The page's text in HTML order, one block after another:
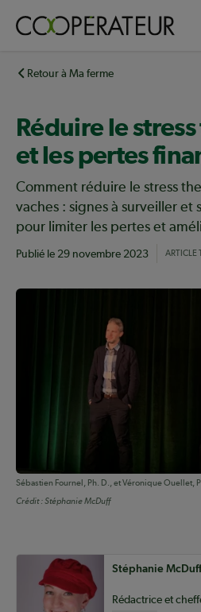
principalRetour à Ma ferme
Réduire le
et les pertes
Comment réduire le stress
vaches : signes à surveiller et
pour limiter les pertes et
Publié le 29 novembre 2023 ARTICLE
Sébastien Fournel, Ph. D., et Véronique Ouellet,
Crédit :Stéphanie McDuff
Auteurs de contenu
Stéphanie McDuff